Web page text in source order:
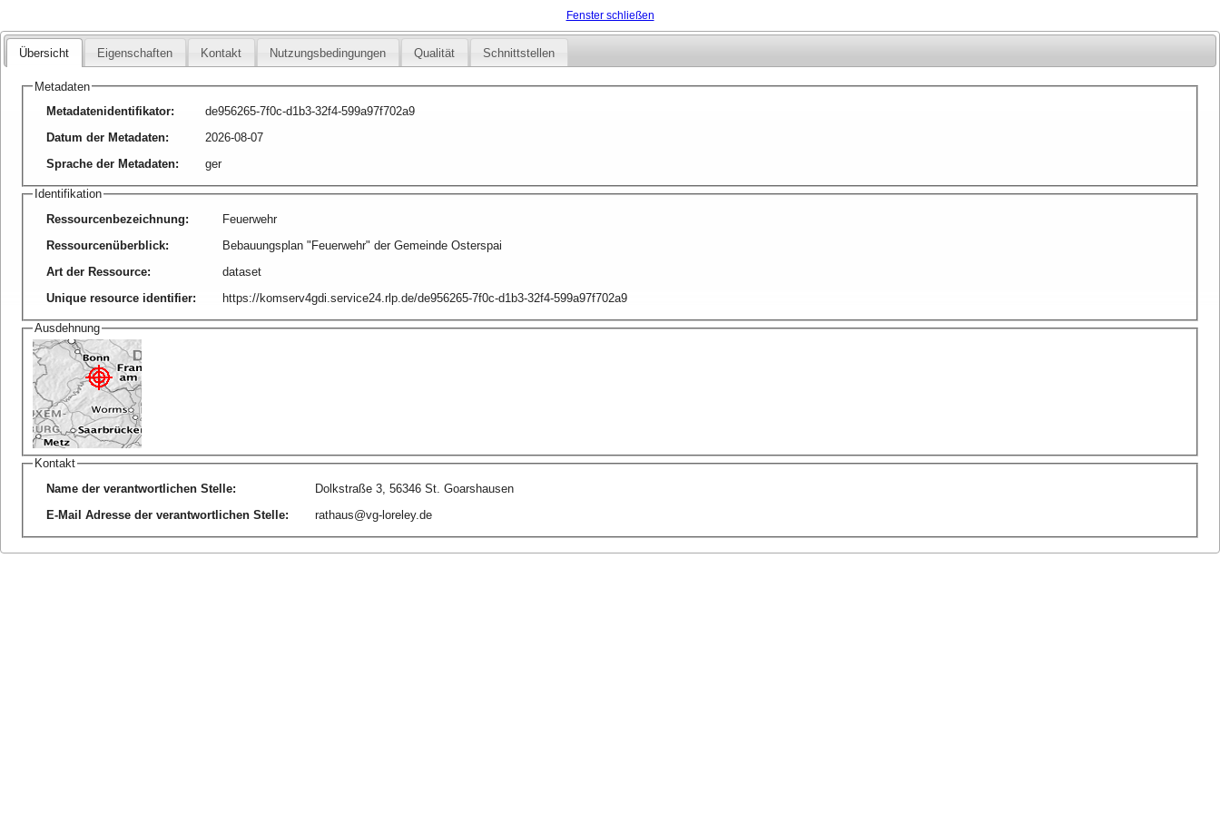
Fenster schließen
Übersicht Eigenschaften Kontakt Nutzungsbedingungen Qualität Schnittstellen
Metadaten
Metadatenidentifikator:
de956265-7f0c-d1b3-32f4-599a97f702a9
Datum der Metadaten:
2026-08-07
Sprache der Metadaten: ger
Identifikation
Ressourcenbezeichnung:
Feuerwehr
Ressourcenüberblick:
Bebauungsplan "Feuerwehr" der Gemeinde Osterspai
Art der Ressource:
dataset
Unique resource identifier: https://komserv4gdi.service24.rlp.de/de956265-7f0c-d1b3-32f4-599a97f702a9
Ausdehnung
Kontakt
Name der verantwortlichen Stelle:
Dolkstraße 3, 56346 St. Goarshausen
E-Mail Adresse der verantwortlichen Stelle: rathaus@vg-loreley.de